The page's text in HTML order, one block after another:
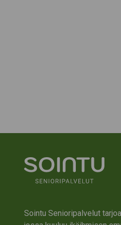
Sointu Senioripalvelut